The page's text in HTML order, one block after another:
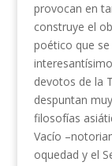
provocan en
construye el
poético que
devotos de la
despuntan
filosofías
Vacío
oquedad y el